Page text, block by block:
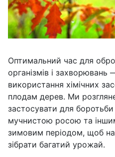
Оптимальний час для
організмів і захворювань
використання хімічних
плодам дерев. Ми
застосувати для
мучнистою росою та
зимовим періодом, щоб
зібрати багатий урожай.